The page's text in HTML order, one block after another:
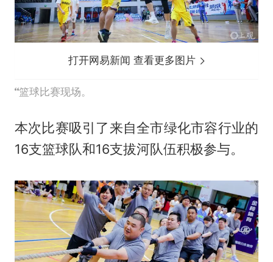
打开网易新闻 查看更多图片
篮球比赛现场。
本次比赛吸引了来自全市绿化市容行业的
16支篮球队和16支拔河队伍积极参与。